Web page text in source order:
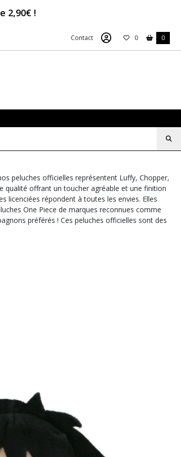
2,90€ !
Contact 0 0
peluches officielles représentent Luffy, Chopper,
qualité offrant un toucher agréable et une finition
licenciées répondent à toutes les envies. Elles
One Piece de marques reconnues comme
préférés ! Ces peluches officielles sont des